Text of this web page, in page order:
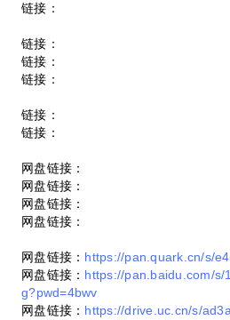
链接：
链接：
链接：
链接：
链接：
链接：
网盘链接：
网盘链接：
网盘链接：
网盘链接：
网盘链接： https://pan.quark.cn/s/
网盘链接： https://pan.baidu.com/s/
g?pwd=4bwv
网盘链接： https://drive.uc.cn/s/